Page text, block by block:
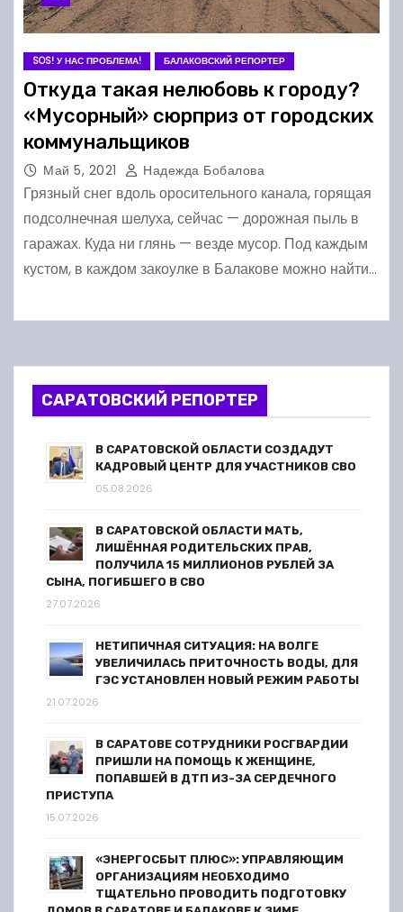
SOS! У НАС ПРОБЛЕМА! БАЛАКОВСКИЙ РЕПОРТЕР
Откуда такая нелюбовь к городу?
«Мусорный» сюрприз от городских
коммунальщиков
Май 5, 2021 Надежда Бобалова
Грязный снег вдоль оросительного канала, горящая
подсолнечная шелуха, сейчас — дорожная пыль в
гаражах. Куда ни глянь — везде мусор. Под каждым
кустом, в каждом закоулке в Балакове можно найти…
САРАТОВСКИЙ РЕПОРТЕР
В САРАТОВСКОЙ ОБЛАСТИ СОЗДАДУТ
КАДРОВЫЙ ЦЕНТР ДЛЯ УЧАСТНИКОВ СВО
05.08.2026
В САРАТОВСКОЙ ОБЛАСТИ МАТЬ,
ЛИШЁННАЯ РОДИТЕЛЬСКИХ ПРАВ,
ПОЛУЧИЛА 15 МИЛЛИОНОВ РУБЛЕЙ ЗА
СЫНА, ПОГИБШЕГО В СВО
27.07.2026
НЕТИПИЧНАЯ СИТУАЦИЯ: НА ВОЛГЕ
УВЕЛИЧИЛАСЬ ПРИТОЧНОСТЬ ВОДЫ, ДЛЯ
ГЭС УСТАНОВЛЕН НОВЫЙ РЕЖИМ РАБОТЫ
21.07.2026
В САРАТОВЕ СОТРУДНИКИ РОСГВАРДИИ
ПРИШЛИ НА ПОМОЩЬ К ЖЕНЩИНЕ,
ПОПАВШЕЙ В ДТП ИЗ-ЗА СЕРДЕЧНОГО
ПРИСТУПА
15.07.2026
«ЭНЕРГОСБЫТ ПЛЮС»: УПРАВЛЯЮЩИМ
ОРГАНИЗАЦИЯМ НЕОБХОДИМО
ТЩАТЕЛЬНО ПРОВОДИТЬ ПОДГОТОВКУ